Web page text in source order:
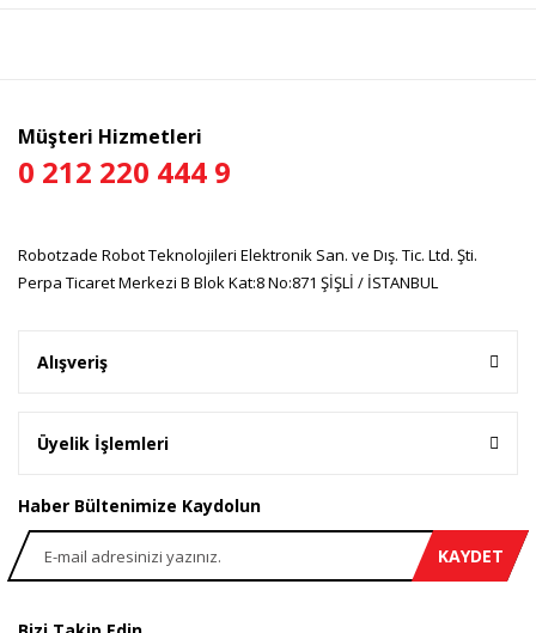
Müşteri Hizmetleri
0 212 220 444 9
Robotzade Robot Teknolojileri Elektronik San. ve Dış. Tic. Ltd. Şti.
Perpa Ticaret Merkezi B Blok Kat:8 No:871 ŞİŞLİ / İSTANBUL
Alışveriş
Üyelik İşlemleri
Haber Bültenimize Kaydolun
KAYDET